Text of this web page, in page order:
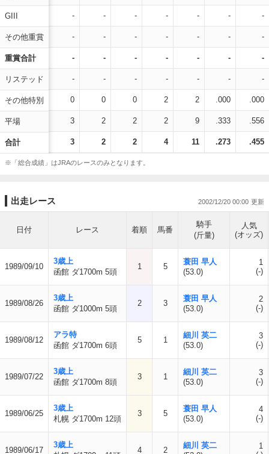
GIII
その他重賞
重賞合計
リステッド
その他特別
平場
合計
- - - - - - -
- - - - - - -
- - - - - - -
- - - - - - -
0 0 0 2 2 .000 .000
3 2 2 2 9 .333 .556
3 2 2 4 11 .273 .455
※「総合成績」はJRAのレースのみとなります。
出走レース 2002/12/20 00:00
日付 レース 着順 馬番
騎手
(斤量)
人気
(オッズ)
1989/09/10
3歳上
函館 ダ1700m 5頭
1 5
蓑田 早人
(53.0)
1
(-)
1989/08/26
3歳上
函館 ダ1000m 5頭
2 3
蓑田 早人
(53.0)
2
(-)
1989/08/12
アラ特
函館 ダ1700m 6頭
5 1
細川 英二
(53.0)
3
(-)
1989/07/22
3歳上
函館 ダ1700m 8頭
3 1
細川 英二
(53.0)
3
(-)
1989/06/25
3歳上
札幌 ダ1700m 12頭
3 5
蓑田 早人
(53.0)
4
(-)
1989/06/17
3歳上
4 2
細川 英二
1